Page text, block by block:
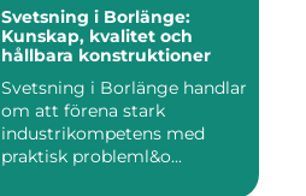
Svetsning i Borlänge:
Kunskap, kvalitet och
hållbara konstruktioner
Svetsning i Borlänge handlar
om att förena stark
industrikompetens med
praktisk probleml&o...